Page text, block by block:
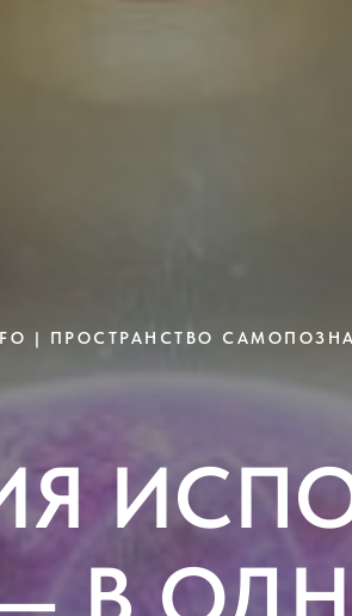
| ПРОСТРАНСТВО